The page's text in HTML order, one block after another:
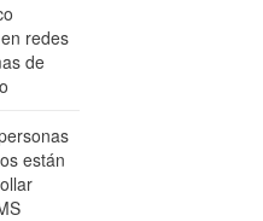
redes
de
están